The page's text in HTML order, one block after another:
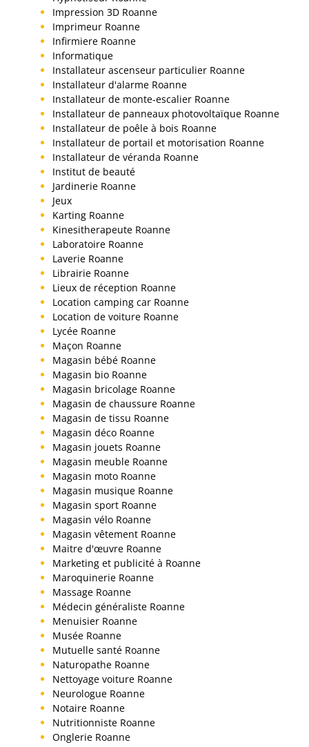
Impression 3D Roanne
Imprimeur Roanne
Infirmiere Roanne
Informatique
Installateur ascenseur particulier Roanne
Installateur d'alarme Roanne
Installateur de monte-escalier Roanne
Installateur de panneaux photovoltaïque Roanne
Installateur de poêle à bois Roanne
Installateur de portail et motorisation Roanne
Installateur de véranda Roanne
Institut de beauté
Jardinerie Roanne
Jeux
Karting Roanne
Kinesitherapeute Roanne
Laboratoire Roanne
Laverie Roanne
Librairie Roanne
Lieux de réception Roanne
Location camping car Roanne
Location de voiture Roanne
Lycée Roanne
Maçon Roanne
Magasin bébé Roanne
Magasin bio Roanne
Magasin bricolage Roanne
Magasin de chaussure Roanne
Magasin de tissu Roanne
Magasin déco Roanne
Magasin jouets Roanne
Magasin meuble Roanne
Magasin moto Roanne
Magasin musique Roanne
Magasin sport Roanne
Magasin vélo Roanne
Magasin vêtement Roanne
Maitre d'œuvre Roanne
Marketing et publicité à Roanne
Maroquinerie Roanne
Massage Roanne
Médecin généraliste Roanne
Menuisier Roanne
Musée Roanne
Mutuelle santé Roanne
Naturopathe Roanne
Nettoyage voiture Roanne
Neurologue Roanne
Notaire Roanne
Nutritionniste Roanne
Onglerie Roanne